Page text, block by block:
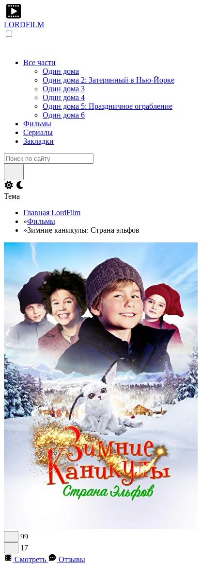
LORDFILM
Все части
Один дома
Один дома 2: Затерянный в Нью-Йорке
Один дома 3
Один дома 4
Один дома 5: Праздничное ограбление
Один дома 6
Фильмы
Сериалы
Закладки
Тема
Главная LordFilm
»Фильмы
»Зимние каникулы: Страна эльфов
99
17
Смотреть
Отзывы